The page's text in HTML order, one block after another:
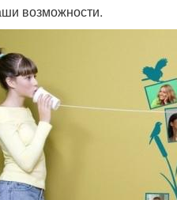
возможности.